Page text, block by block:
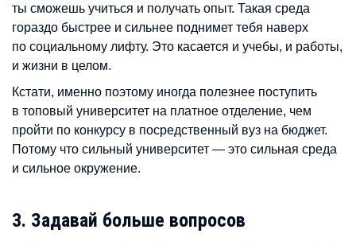
ты сможешь учиться и получать опыт. Такая среда
гораздо быстрее и сильнее поднимет тебя наверх
по социальному лифту. Это касается и учебы, и работы,
и жизни в целом.
Кстати, именно поэтому иногда полезнее поступить
в топовый университет на платное отделение, чем
пройти по конкурсу в посредственный вуз на бюджет.
Потому что сильный университет — это сильная среда
и сильное окружение.
3. Задавай больше вопросов